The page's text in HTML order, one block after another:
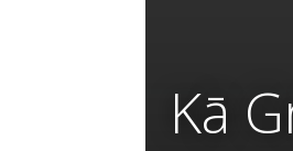
Kā